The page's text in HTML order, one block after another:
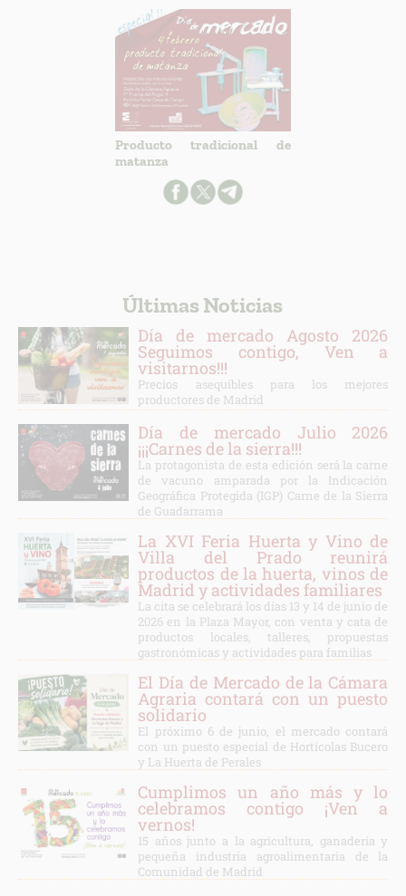
Producto tradicional de
matanza
Últimas Noticias
Día de mercado Agosto 2026
Seguimos contigo, Ven a
visitarnos!!!
Precios asequibles para los mejores
productores de Madrid
Día de mercado Julio 2026
¡¡¡Carnes de la sierra!!!
La protagonista de esta edición será la carne
de vacuno amparada por la Indicación
Geográfica Protegida (IGP) Carne de la Sierra
de Guadarrama
La XVI Feria Huerta y Vino de
Villa del Prado reunirá
productos de la huerta, vinos de
Madrid y actividades familiares
La cita se celebrará los días 13 y 14 de junio de
2026 en la Plaza Mayor, con venta y cata de
productos locales, talleres, propuestas
gastronómicas y actividades para familias
El Día de Mercado de la Cámara
Agraria contará con un puesto
solidario
El próximo 6 de junio, el mercado contará
con un puesto especial de Hortícolas Bucero
y La Huerta de Perales
Cumplimos un año más y lo
celebramos contigo ¡Ven a
vernos!
15 años junto a la agricultura, ganadería y
pequeña industria agroalimentaria de la
Comunidad de Madrid